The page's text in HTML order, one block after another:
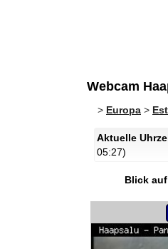
Webcam
> Europa >
Aktuelle
05:27)
Blick